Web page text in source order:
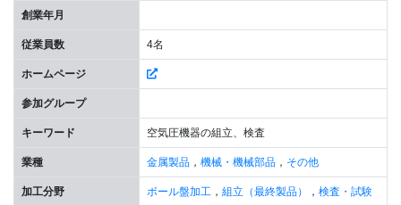
創業年月
従業員数 4名
ホームページ
参加グループ
キーワード 空気圧機器の組立、検査
業種 金属製品， 機械・機械部品， その他
加工分野 ボール盤加工， 組立（最終製品） ， 検査・試験